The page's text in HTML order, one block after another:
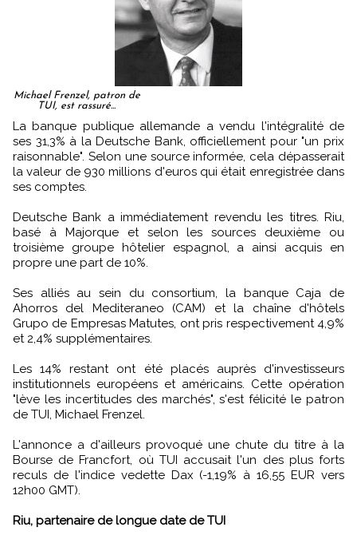
Michael Frenzel, patron de
TUI, est rassuré...
La banque publique allemande a vendu l'intégralité de
ses 31,3% à la Deutsche Bank, officiellement pour "un prix
raisonnable". Selon une source informée, cela dépasserait
la valeur de 930 millions d'euros qui était enregistrée dans
ses comptes.
Deutsche Bank a immédiatement revendu les titres. Riu,
basé à Majorque et selon les sources deuxième ou
troisième groupe hôtelier espagnol, a ainsi acquis en
propre une part de 10%.
Ses alliés au sein du consortium, la banque Caja de
Ahorros del Mediteraneo (CAM) et la chaîne d'hôtels
Grupo de Empresas Matutes, ont pris respectivement 4,9%
et 2,4% supplémentaires.
Les 14% restant ont été placés auprès d'investisseurs
institutionnels européens et américains. Cette opération
"lève les incertitudes des marchés", s'est félicité le patron
de TUI, Michael Frenzel.
L'annonce a d'ailleurs provoqué une chute du titre à la
Bourse de Francfort, où TUI accusait l'un des plus forts
reculs de l'indice vedette Dax (-1,19% à 16,55 EUR vers
12h00 GMT).
Riu, partenaire de longue date de TUI